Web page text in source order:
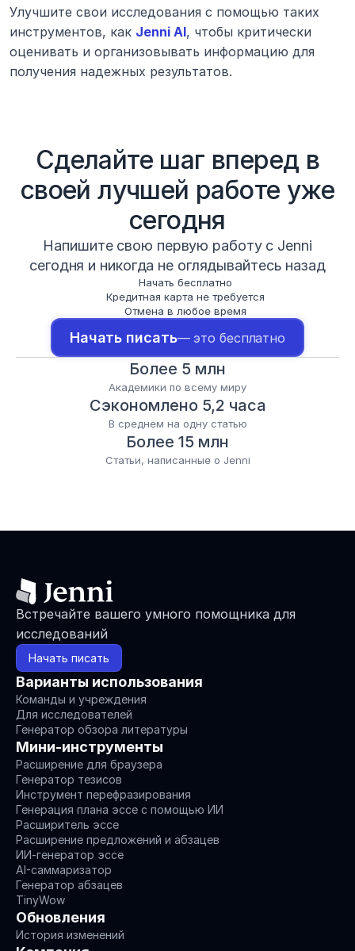
Улучшите свои исследования с помощью таких
инструментов, как Jenni AI, чтобы критически
оценивать и организовывать информацию для
получения надежных результатов.
Сделайте шаг вперед в
своей лучшей работе уже
сегодня
Напишите свою первую работу с Jenni
сегодня и никогда не оглядывайтесь назад
Начать бесплатно
Кредитная карта не требуется
Отмена в любое время
Начать писать— это бесплатно
Более 5 млн
Академики по всему миру
Сэкономлено 5,2 часа
В среднем на одну статью
Более 15 млн
Статьи, написанные о Jenni
Встречайте вашего умного помощника для
исследований
Начать писать
Варианты использования
Команды и учреждения
Для исследователей
Генератор обзора литературы
Мини-инструменты
Расширение для браузера
Генератор тезисов
Инструмент перефразирования
Генерация плана эссе с помощью ИИ
Расширитель эссе
Расширение предложений и абзацев
ИИ-генератор эссе
AI-саммаризатор
Генератор абзацев
TinyWow
Обновления
История изменений